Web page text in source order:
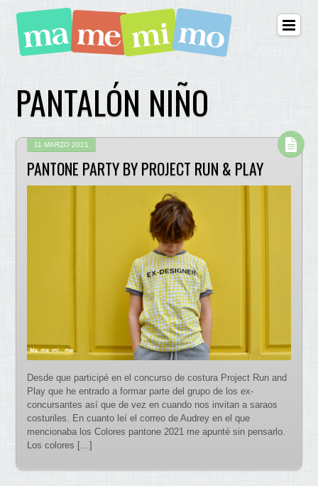
PANTALÓN NIÑO
11 MARZO 2021
PANTONE PARTY BY PROJECT RUN & PLAY
Desde que participé en el concurso de costura Project Run and
Play que he entrado a formar parte del grupo de los ex-
concursantes así que de vez en cuando nos invitan a saraos
costuriles. En cuanto leí el correo de Audrey en el que
mencionaba los Colores pantone 2021 me apunté sin pensarlo.
Los colores […]